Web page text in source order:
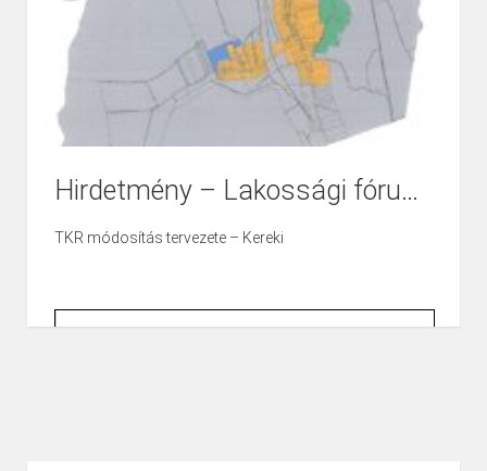
Hirdetmény – Lakossági fórumhoz -TKR módosítás Kereki – 2022.01.05.
TKR módosítás tervezete – Kereki